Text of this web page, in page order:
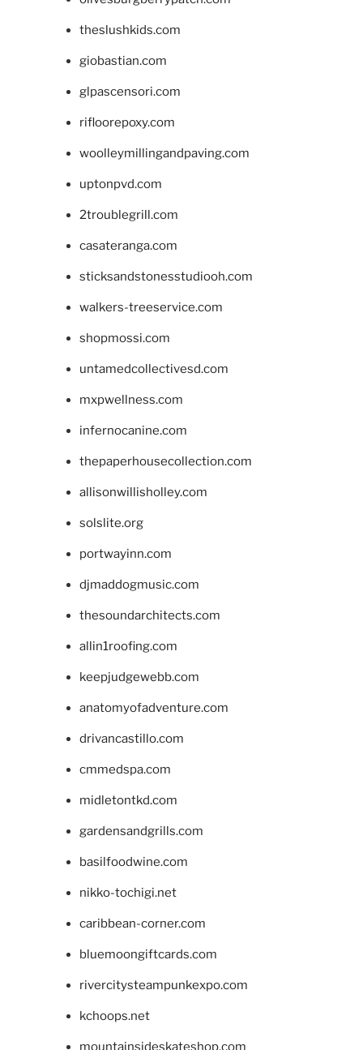
theslushkids.com
giobastian.com
glpascensori.com
rifloorepoxy.com
woolleymillingandpaving.com
uptonpvd.com
2troublegrill.com
casateranga.com
sticksandstonesstudiooh.com
walkers-treeservice.com
shopmossi.com
untamedcollectivesd.com
mxpwellness.com
infernocanine.com
thepaperhousecollection.com
allisonwillisholley.com
solslite.org
portwayinn.com
djmaddogmusic.com
thesoundarchitects.com
allin1roofing.com
keepjudgewebb.com
anatomyofadventure.com
drivancastillo.com
cmmedspa.com
midletontkd.com
gardensandgrills.com
basilfoodwine.com
nikko-tochigi.net
caribbean-corner.com
bluemoongiftcards.com
rivercitysteampunkexpo.com
kchoops.net
mountainsideskateshop.com